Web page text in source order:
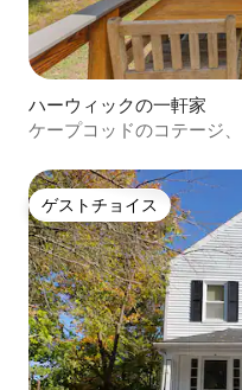
ハーウィックの一軒家
ケープコッドのコテージ
ゲストチョイス
ゲストチョイス